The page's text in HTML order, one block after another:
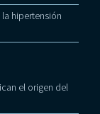
hipertensión
el origen del